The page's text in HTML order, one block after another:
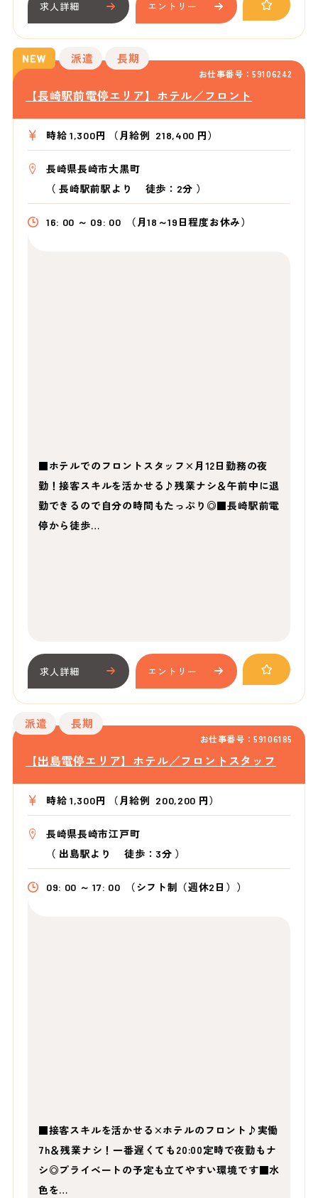
求人詳細 エントリー
お仕事番号：59106242
派遣 長期
【長崎駅前電停エリア】ホテル／フロント
時給 1,300円 （月給例 218,400 円）
長崎県長崎市大黒町
（長崎駅前駅より 徒歩：2分 ）
16: 00 ～ 09: 00 （月18～19日程度お休み）
■ホテルでのフロントスタッフ×月12日勤務の夜
勤！接客スキルを活かせる♪残業ナシ＆午前中に退
勤できるので自分の時間もたっぷり◎■長崎駅前電
停から徒歩…
求人詳細 エントリー
お仕事番号：59106185
派遣 長期
【出島電停エリア】ホテル／フロントスタッフ
時給 1,300円 （月給例 200,200 円）
長崎県長崎市江戸町
（ 出島駅より徒歩：3分 ）
09: 00 ～ 17: 00 （シフト制（週休2日））
■接客スキルを活かせる×ホテルのフロント♪実働
7h＆残業ナシ！一番遅くても20:00定時で夜勤もナ
シ◎プライベートの予定も立てやすい環境です■水
色を…